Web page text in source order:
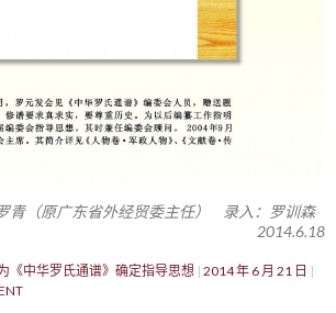
青（原广东省外经贸委主任） 录入：罗训森
2014.6.18
《中华罗氏通谱》确定指导思想 2014 年 6 月 21 日